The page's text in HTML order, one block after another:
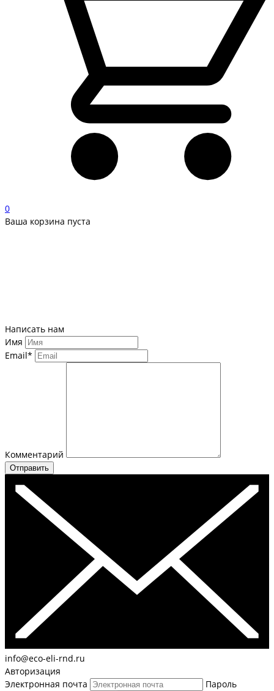
0
Ваша корзина пуста
Написать нам
Имя
Email*
Комментарий
Отправить
info@eco-eli-rnd.ru
Авторизация
Электронная почта
Пароль